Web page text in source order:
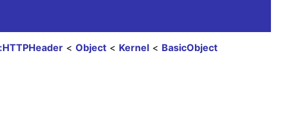
BasicObject
Kernel
Object